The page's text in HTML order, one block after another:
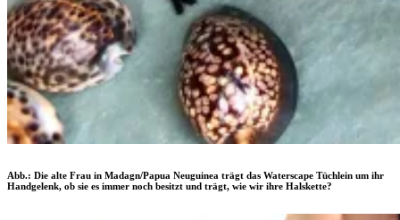
Abb.: Die alte Frau in Madagn/Papua Neuguinea trägt das Waterscape Tüchlein um ihr
Handgelenk, ob sie es immer noch besitzt und trägt, wie wir ihre Halskette?